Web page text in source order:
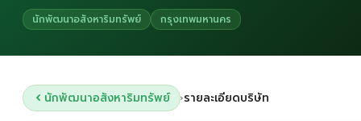
นักพัฒนาอสังหาริมทรัพย์ กรุงเทพมหานคร
นักพัฒนาอสังหาริมทรัพย์ ›รายละเอียดบริษัท